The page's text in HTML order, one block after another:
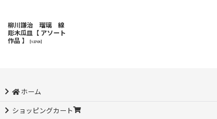
柳川謙治 瑠璃 線
彫木瓜皿【 アソート
作品 】
12701
ホーム
ショッピングカート